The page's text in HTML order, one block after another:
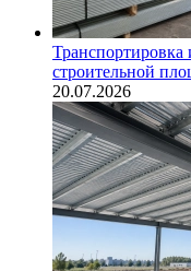
Транспортировка
строительной
20.07.2026